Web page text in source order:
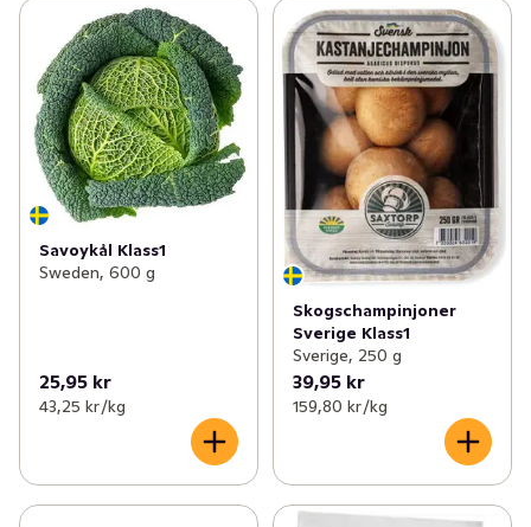
Savoykål Klass1
Sweden, 600 g
25,95 kr
43,25 kr /kg
Skogschampinjoner
Sverige Klass1
Sverige, 250 g
39,95 kr
159,80 kr /kg